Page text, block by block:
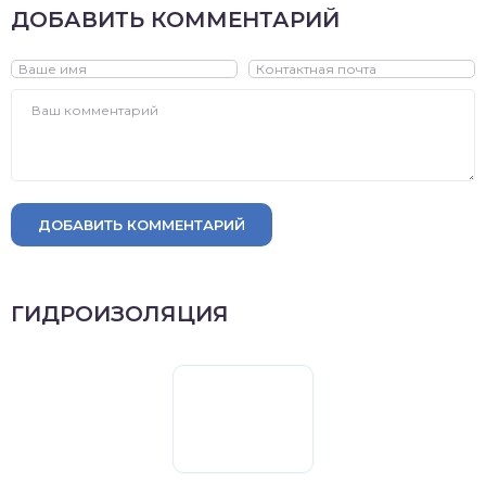
ДОБАВИТЬ КОММЕНТАРИЙ
ДОБАВИТЬ КОММЕНТАРИЙ
ГИДРОИЗОЛЯЦИЯ